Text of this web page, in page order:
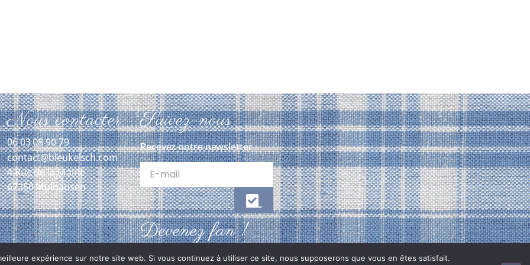
Nous contacter
06 03 08 90 79
contact@bleukelsch.com
4 Rue de la Mairie
67350 Mulhausen
Suivez-nous
Recevez notre newsletter
Devenez fan !
expérience sur notre site web. Si vous continuez à utiliser ce site, nous supposerons que vous en êtes satisfait.